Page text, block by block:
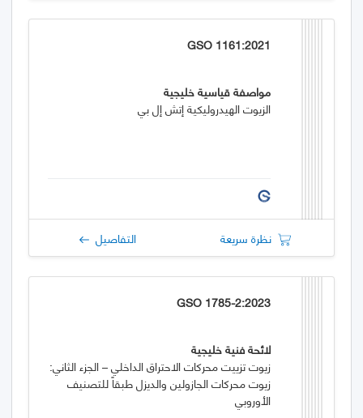
GSO 1161:2021
مواصفة قياسية خليجية
الزيوت الهيدروليكية إتش إل بي
نظرة سريعة التفاصيل
GSO 1785-2:2023
لائحة فنية خليجية
زيوت تزييت محركات الاحتراق الداخلي – الجزء الثاني:
زيوت محركات الجازولين والديزل طبقاً للتصنيف
الأوروبي